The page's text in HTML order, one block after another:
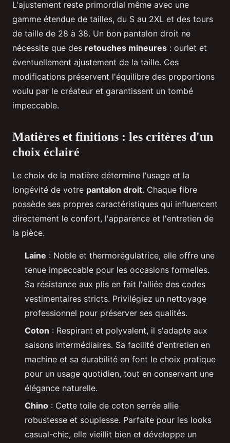
L'ajustement reste primordial même avec une
gamme étendue de tailles, du S au 2XL et des tours
de taille de 28 à 38. Un bon pantalon droit ne
nécessite que des retouches mineures : ourlet et
éventuellement ajustement de la taille. Ces
modifications préservent l'équilibre des proportions
voulu par le créateur et garantissent un tombé
impeccable.
Matières et finitions : les critères d'un
choix éclairé
Le choix de la matière détermine l'usage et la
longévité de votre pantalon droit. Chaque fibre
possède ses propres caractéristiques qui influencent
directement le confort, l'apparence et l'entretien de
la pièce.
Laine : Noble et thermorégulatrice, elle offre une
tenue impeccable pour les occasions formelles.
Sa résistance aux plis en fait l'alliée des codes
vestimentaires stricts. Privilégiez un nettoyage
professionnel pour préserver ses qualités.
Coton : Respirant et polyvalent, il s'adapte aux
saisons intermédiaires. Sa facilité d'entretien en
machine et sa durabilité en font le choix pratique
pour un usage quotidien, tout en conservant une
élégance naturelle.
Chino : Cette toile de coton serrée allie
robustesse et souplesse. Parfaite pour les looks
casual-chic, elle vieillit bien et développe un